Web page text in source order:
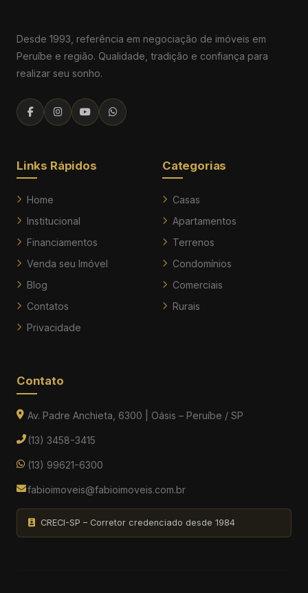
Desde 1993, referência em negociação de imóveis em
Peruíbe e região. Qualidade, tradição e confiança para
realizar seu sonho.
Links Rápidos
Home
Institucional
Financiamentos
Venda seu Imóvel
Blog
Contatos
Privacidade
Categorias
Casas
Apartamentos
Terrenos
Condomínios
Comerciais
Rurais
Contato
Av. Padre Anchieta, 6300 | Oásis – Peruíbe / SP
(13) 3458-3415
(13) 99621-6300
fabioimoveis@fabioimoveis.com.br
CRECI-SP – Corretor credenciado desde 1984